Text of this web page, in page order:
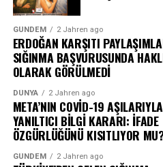
GÜNDEM 2 Jahren ago
ERDOĞAN KARŞITI
SIĞINMA BAŞVURUSUNDA
OLARAK GÖRÜLMEDİ
DÜNYA 2 Jahren ago
META’NIN COVİD-19
YANILTICI BİLGİ KARARI: İFADE
ÖZGÜRLÜĞÜNÜ KISITLIYOR MU?
GÜNDEM 2 Jahren ago